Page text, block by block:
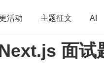
活动 主题征文 AI
算法 学习
面试